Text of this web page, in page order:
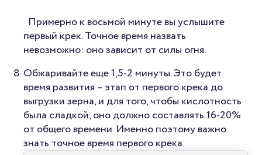
Примерно к восьмой минуте вы услышите
первый крек. Точное время назвать
невозможно: оно зависит от силы огня.
Обжаривайте еще 1,5-2 минуты. Это будет
время развития – этап от первого крека до
выгрузки зерна, и для того, чтобы кислотность
была сладкой, оно должно составлять 16-20%
от общего времени. Именно поэтому важно
знать точное время первого крека.